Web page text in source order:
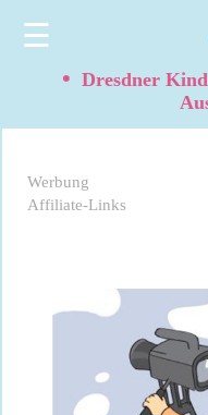
☰
• Dresdner
Werbung
Affiliate-Links